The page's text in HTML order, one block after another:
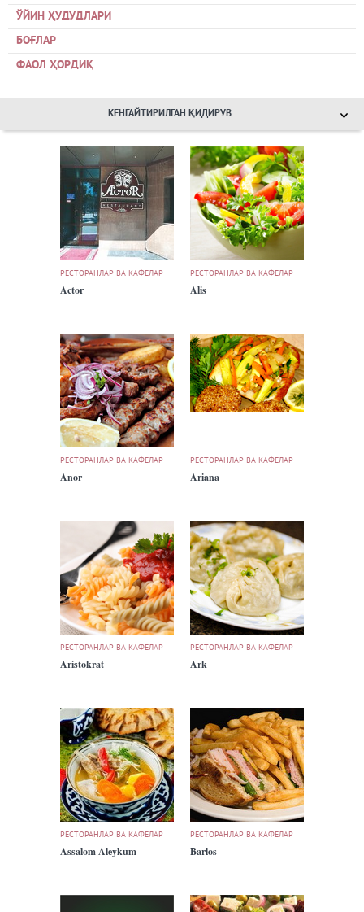
ЎЙИН ҲУДУДЛАРИ
БОҒЛАР
ФАОЛ ҲОРДИҚ
КЕНГАЙТИРИЛГАН ҚИДИРУВ
РЕСТОРАНЛАР ВА КАФЕЛАР
Actor
РЕСТОРАНЛАР ВА КАФЕЛАР
Alis
РЕСТОРАНЛАР ВА КАФЕЛАР
Anor
РЕСТОРАНЛАР ВА КАФЕЛАР
Ariana
РЕСТОРАНЛАР ВА КАФЕЛАР
Aristokrat
РЕСТОРАНЛАР ВА КАФЕЛАР
Ark
РЕСТОРАНЛАР ВА КАФЕЛАР
Assalom Aleykum
РЕСТОРАНЛАР ВА КАФЕЛАР
Barlos